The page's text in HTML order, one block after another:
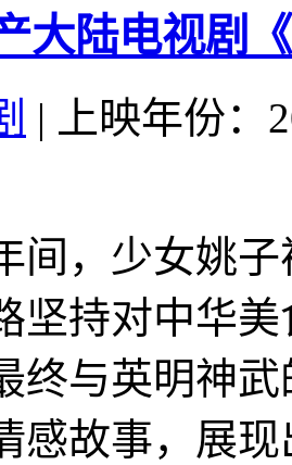
大陆电视剧
|
上映年份：
间，少女姚
坚持对中华
终与英明神
感故事，展